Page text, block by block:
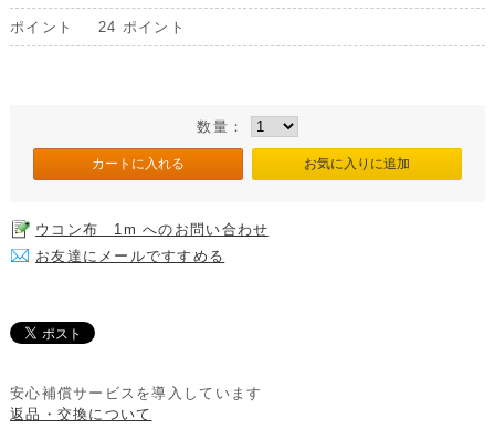
ポイント 24 ポイント
数量：
ウコン布 1m へのお問い合わせ
お友達にメールですすめる
安心補償サービスを導入しています
返品・交換について